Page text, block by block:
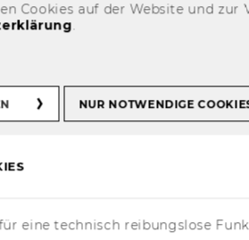
als Schöller
Cookies auf der Website und
.
NUR NOTWENDIGE
eine technisch reibungslose